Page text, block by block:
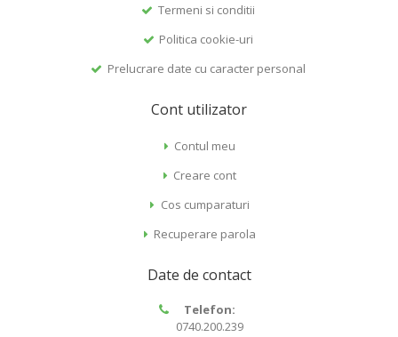
Termeni si conditii
Politica cookie-uri
Prelucrare date cu caracter personal
Cont utilizator
Contul meu
Creare cont
Cos cumparaturi
Recuperare parola
Date de contact
Telefon:
0740.200.239